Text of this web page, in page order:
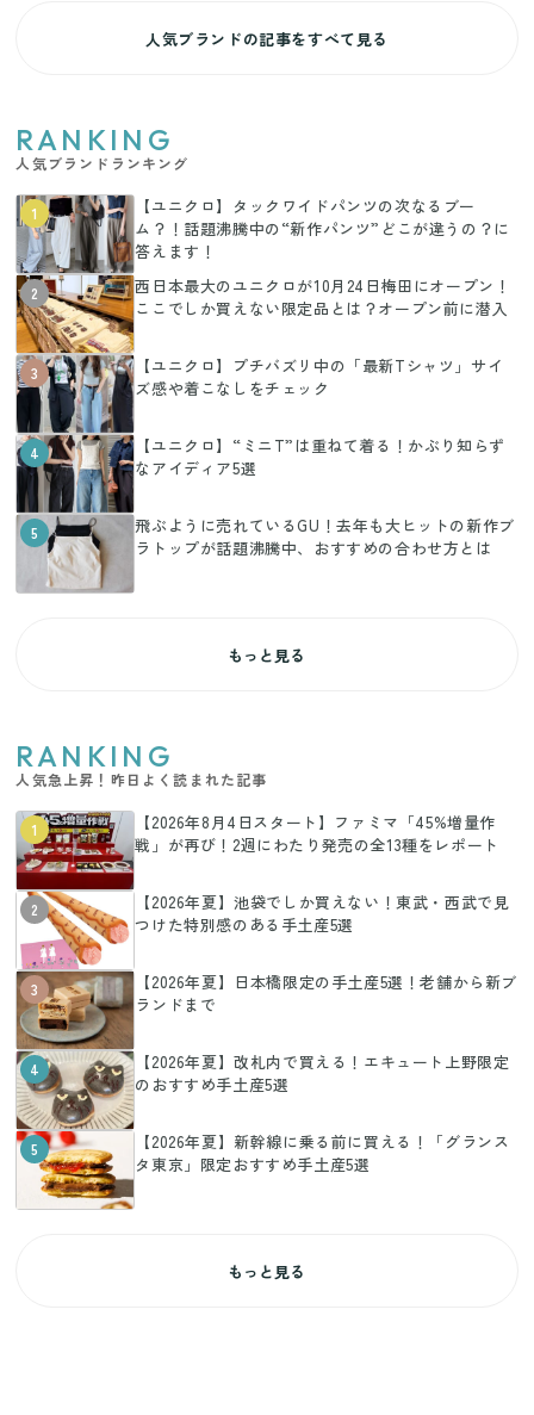
人気ブランドの記事をすべて見る
RANKING
人気ブランドランキング
1
【ユニクロ】タックワイドパンツの次なるブー
ム？！話題沸騰中の“新作パンツ”どこが違うの？に
答えます！
2
西日本最大のユニクロが10月24日梅田にオープン！
ここでしか買えない限定品とは？オープン前に潜入
3
【ユニクロ】プチバズリ中の「最新Tシャツ」サイ
ズ感や着こなしをチェック
4
【ユニクロ】“ミニT”は重ねて着る！かぶり知らず
なアイディア5選
5
飛ぶように売れているGU！去年も大ヒットの新作ブ
ラトップが話題沸騰中、おすすめの合わせ方とは
もっと見る
RANKING
人気急上昇！昨日よく読まれた記事
1
【2026年8月4日スタート】ファミマ「45%増量作
戦」が再び！2週にわたり発売の全13種をレポート
2
【2026年夏】池袋でしか買えない！東武・西武で見
つけた特別感のある手土産5選
3
【2026年夏】日本橋限定の手土産5選！老舗から新ブ
ランドまで
4
【2026年夏】改札内で買える！エキュート上野限定
のおすすめ手土産5選
5
【2026年夏】新幹線に乗る前に買える！「グランス
タ東京」限定おすすめ手土産5選
もっと見る